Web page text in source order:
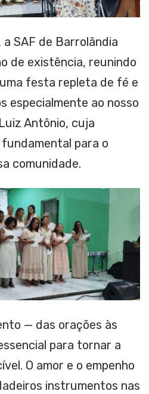
SAF de Barrolândia
de existência, reunindo
festa repleta de fé e
especialmente ao nosso
Antônio, cuja
para o
comunidade.
— das orações às
para tornar a
O amor e o empenho
instrumentos nas